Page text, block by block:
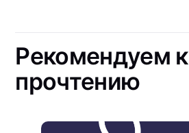
Рекомендуем к
прочтению